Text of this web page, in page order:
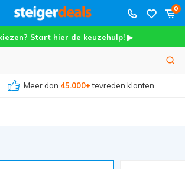
0
Start hier de keuzehulp! ▶
Meer dan45.000+tevreden klanten